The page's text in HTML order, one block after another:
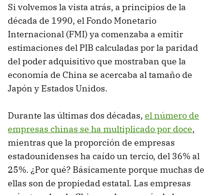
Si volvemos la vista atrás, a principios de la
década de 1990, el Fondo Monetario
Internacional (FMI) ya comenzaba a emitir
estimaciones del PIB calculadas por la paridad
del poder adquisitivo que mostraban que la
economía de China se acercaba al tamaño de
Japón y Estados Unidos.
Durante las últimas dos décadas, el número de
empresas chinas se ha multiplicado por doce,
mientras que la proporción de empresas
estadounidenses ha caído un tercio, del 36% al
25%. ¿Por qué? Básicamente porque muchas de
ellas son de propiedad estatal. Las empresas